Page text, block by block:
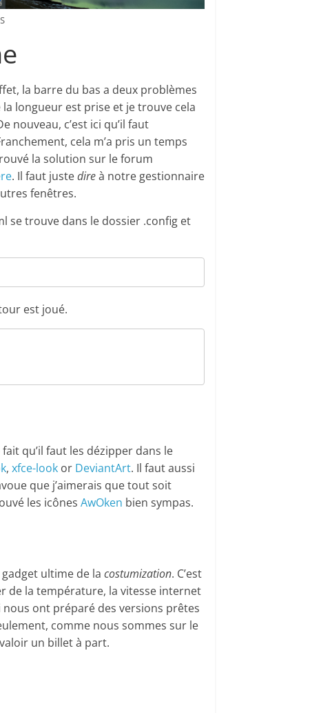
la barre du bas a deux problèmes
longueur est prise et je trouve cela
nouveau, c’est ici qu’il faut
cela m’a pris un temps
la solution sur le forum
. Il faut justedireà notre gestionnaire
fenêtres.
se trouve dans le dossier .config et
est joué.
qu’il faut les dézipper dans le
, xfce-look or DeviantArt. Il faut aussi
que j’aimerais que tout soit
les icônes AwOken bien sympas.
gadget ultime de la costumization. C’est
de la température, la vitesse internet
nous ont préparé des versions prêtes
comme nous sommes sur le
un billet à part.